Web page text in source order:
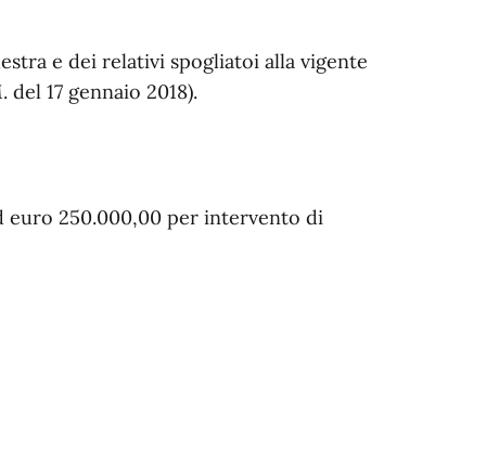
e dei relativi spogliatoi alla vigente
17 gennaio 2018).
250.000,00 per intervento di